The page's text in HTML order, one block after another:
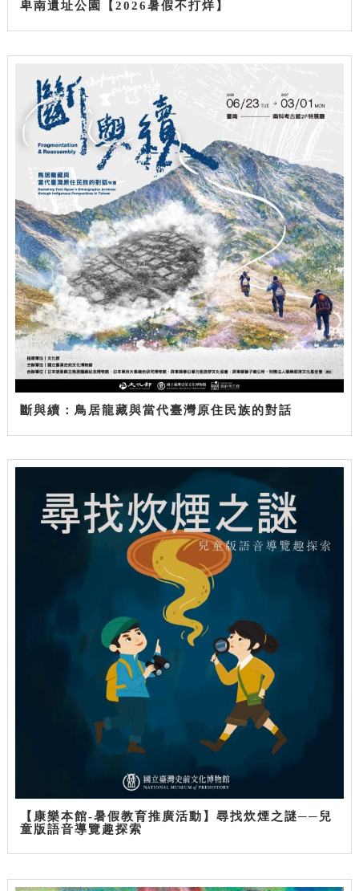
卑南遺址公園【2026暑假不打烊】
斷與續：鳥居龍藏與當代臺灣原住民族的對話
【康樂本館-暑假教育推廣活動】尋找炊煙之謎──兒
童版語音導覽趣探索